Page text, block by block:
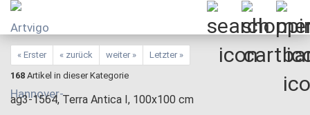
« Erster « zurück weiter »
Letzter »
168 Artikel in dieser Kategorie
ag3-1564, Terra Antica I, 100x100 cm